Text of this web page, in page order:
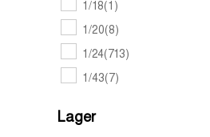
1/18(1)
1/20(8)
1/24(713)
1/43(7)
Lager